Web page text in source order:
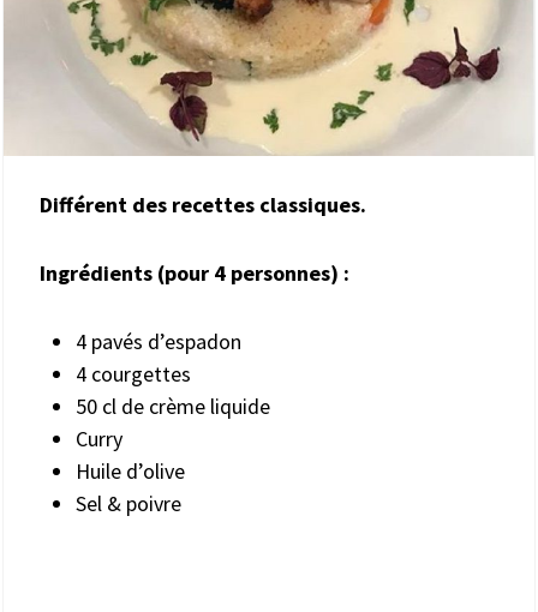
Différent des recettes classiques.
Ingrédients (pour 4 personnes) :
4 pavés d’espadon
4 courgettes
50 cl de crème liquide
Curry
Huile d’olive
Sel & poivre